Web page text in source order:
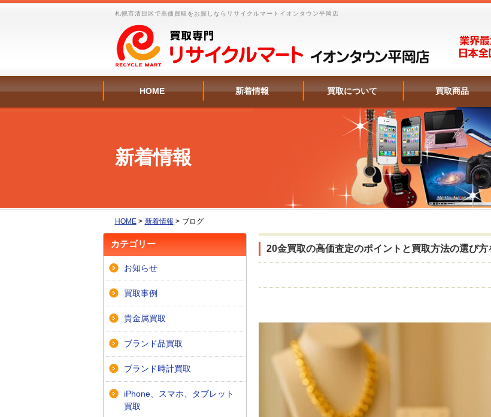
札幌市清田区で高価買取をお探しならリサイクルマートイオンタウン平岡店
HOME 新着情報 買取について 買取商品
新着情報
HOME> 新着情報 > ブログ
20金買取の高価査定のポイントと買取方法の選び方
カテゴリー
お知らせ
買取事例
貴金属買取
ブランド品買取
ブランド時計買取
iPhone、スマホ、タブレット
買取